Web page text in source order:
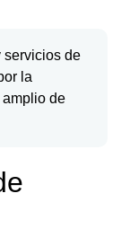
servicios de
la
de